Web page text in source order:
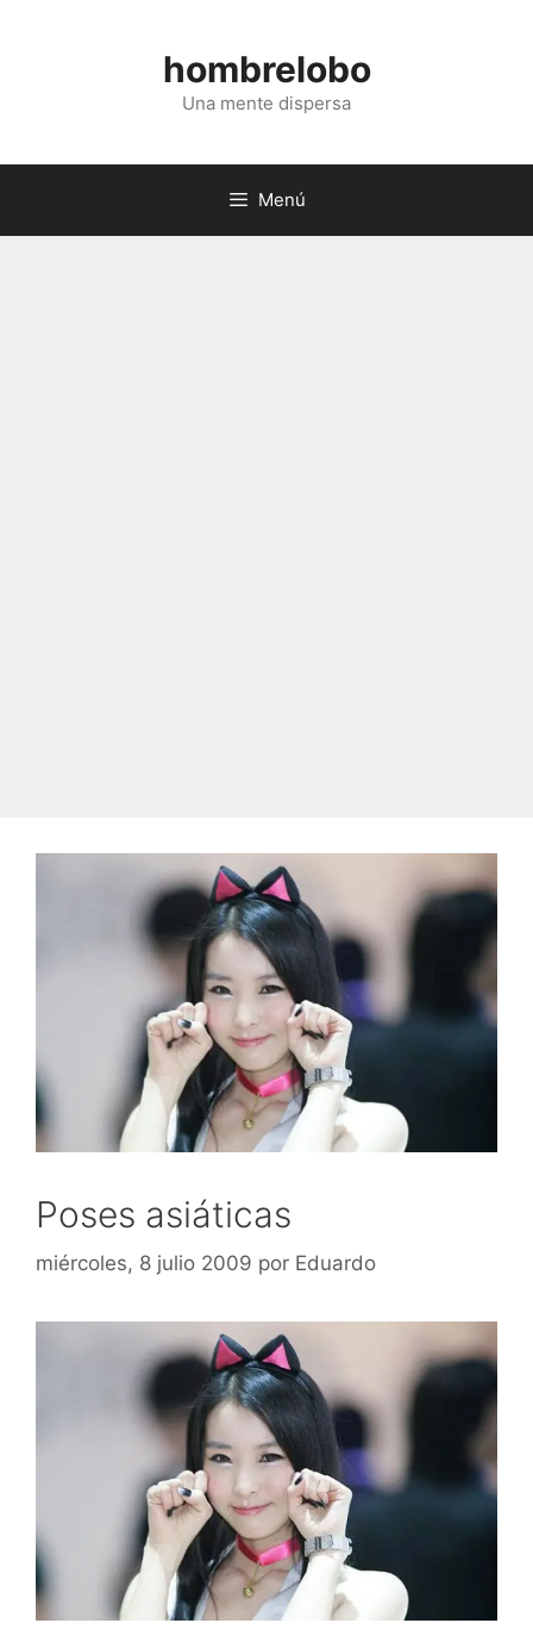
hombrelobo
Una mente dispersa
Menú
Poses asiáticas
miércoles, 8 julio 2009 por Eduardo